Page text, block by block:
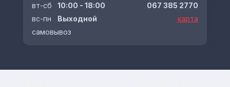
вт-сб
10:00 - 18:00
вс-пн
Выходной
самовывоз
067 385 2770
карта